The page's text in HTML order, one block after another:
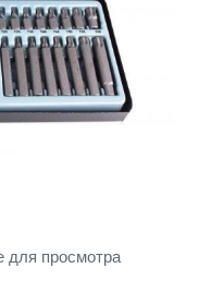
для просмотра